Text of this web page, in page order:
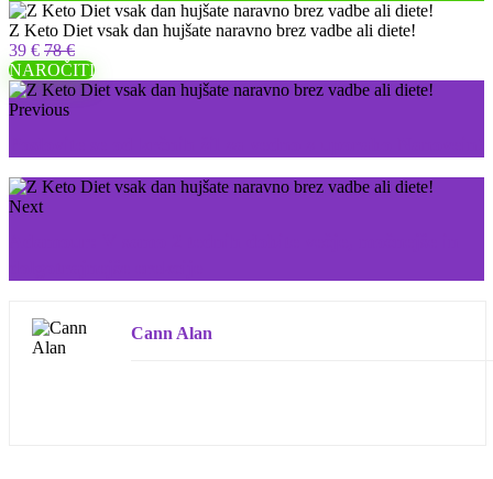
Z Keto Diet vsak dan hujšate naravno brez vadbe ali diete!
39 € 78 €
NAROČITI
Previous
Next
Cann Alan